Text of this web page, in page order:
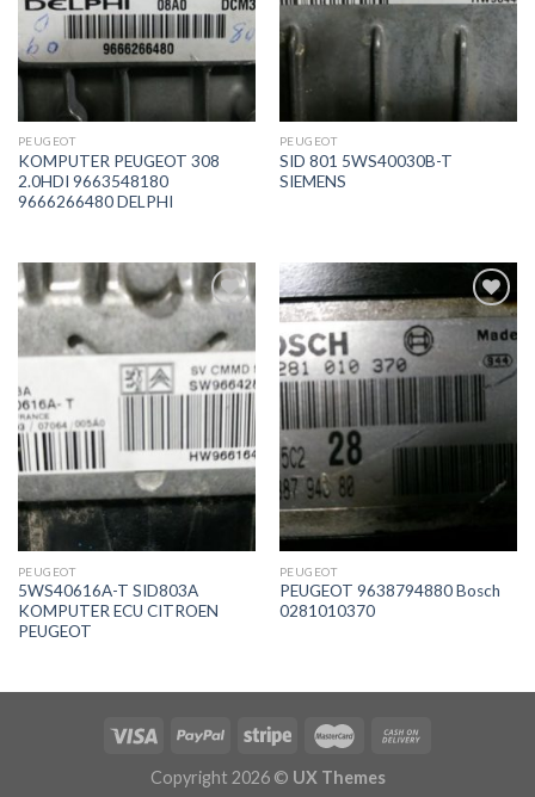
PEUGEOT
KOMPUTER PEUGEOT 308
2.0HDI 9663548180
9666266480 DELPHI
PEUGEOT
SID 801 5WS40030B-T
SIEMENS
İstek
Listeme
Ekle
PEUGEOT
5WS40616A-T SID803A
KOMPUTER ECU CITROEN
PEUGEOT
İstek
Listeme
PEUGEOT
PEUGEOT 9638794880 Bosch
0281010370
Copyright 2026 © UX Themes